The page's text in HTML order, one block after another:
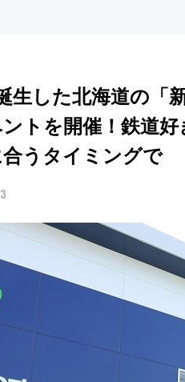
生した北海道の
トを開催！鉄道
うタイミングで